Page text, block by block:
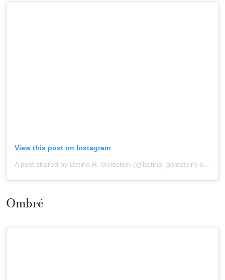
View this post on Instagram
A post shared by Betina R. Goldstein (@betina_goldstein) onSep 9, 2020 at 6:53pm PDT
Ombré